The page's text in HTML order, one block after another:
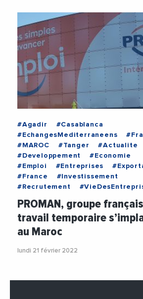
#Agadir
#Casablanca
#EchangesMediterraneens
#MAROC
#Tanger
#Actualite
#Developpement
#Economie
#Emploi
#Entreprises
#France
#Investissement
#Recrutement
PROMAN, groupe
travail temporaire
au Maroc
lundi 21 février 2022